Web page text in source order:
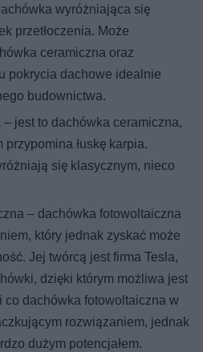
wyróżniająca się
przetłoczenia. Może
ceramiczna oraz
pokrycia dachowe idealnie
budownictwa.
jest to dachówka ceramiczna,
przypomina łuskę karpia.
się klasycznym, nieco
– dachówka fotowoltaiczna
który jednak zyskać może
Jej twórcą jest firma Tesla,
dzięki którym możliwa jest
co dachówka fotowoltaiczna w
rozwiązaniem, jednak
dużym potencjałem.